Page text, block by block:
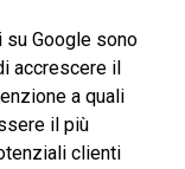
su Google sono
accrescere il
a quali
il più
clienti